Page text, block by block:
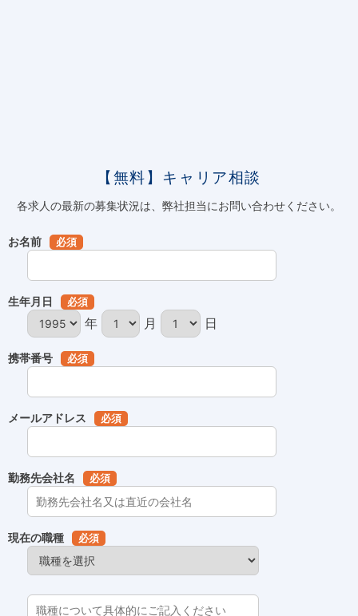
【無料】キャリア相談
各求人の最新の募集状況は、弊社担当にお問い合わせください。
お名前 必須
生年月日 必須
年 月 日
携帯番号 必須
メールアドレス 必須
勤務先会社名 必須
現在の職種 必須